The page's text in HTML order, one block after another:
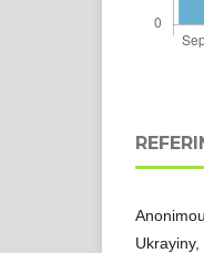
Ukrayiny,